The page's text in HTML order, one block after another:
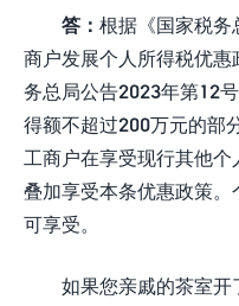
答： 根据《国家税务
商户发展个人所得税优
务总局公告2023年第12
得额不超过200万元的部
工商户在享受现行其他
叠加享受本条优惠政策
可享受。
如果您亲戚的茶室